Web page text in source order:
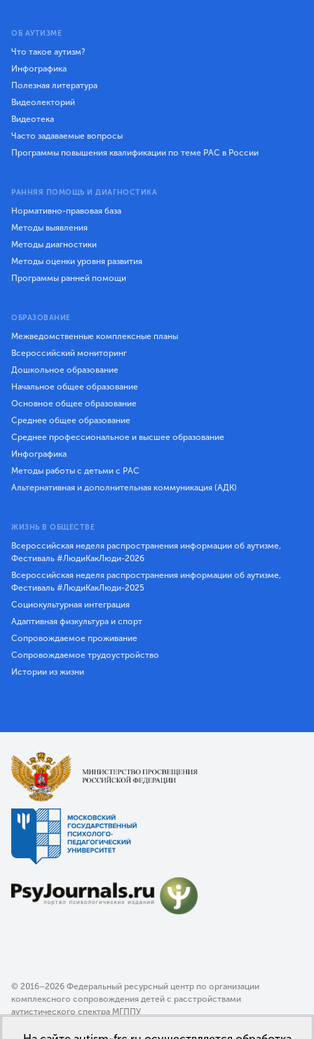
ОБ АУТИЗМЕ
Что такое аутизм?
Инфографика
Полезная литература
Видеолекторий
Видеотека
Часто задаваемые вопросы
Программы повышения квалификации по теме РАС в России
РАННЯЯ ПОМОЩЬ И ДИАГНОСТИКА
Нормативно-правовая база
Методы выявления
Методы диагностики
Методы оценки уровня развития
Программы ранней помощи
ОБРАЗОВАНИЕ
Межведомственные комплексные планы
Всероссийский мониторинг
Дошкольное образование
Начальное общее образование
Основное общее образование
Среднее общее образование
Среднее профессиональное и высшее образование
Инфографика
Методы работы с детьми с РАС
Альтернативная и дополнительная коммуникация (АДК)
ЖИЗНЬ В ОБЩЕСТВЕ
Всероссийская неделя распространения информации об аутизме,
Фестиваль #ЛюдиКакЛюди-2026
Всероссийская неделя распространения информации об аутизме,
Фестиваль #ЛюдиКакЛюди-2025
Социокультурная интеграция
Адаптивная физкультура и спорт
Сопровождаемое проживание
Сопровождаемое трудоустройство
Истории из жизни
© 2016–2026 Федеральный ресурсный центр по организации
комплексного сопровождения детей с расстройствами
аутистического спектра МГППУ
Политика конфиденциальности